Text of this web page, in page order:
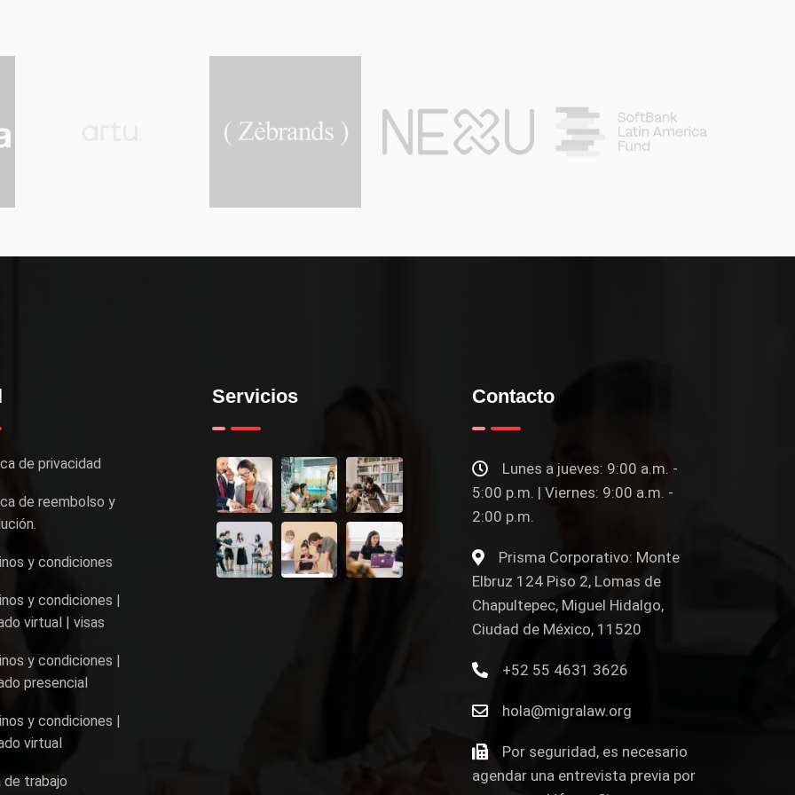
de privacidad
de reembolso y
y condiciones
y condiciones |
virtual | visas
y condiciones |
presencial
y condiciones |
virtual
de trabajo
Servicios Contacto
Lunes a jueves: 9:00 a.m. -
5:00 p.m. | Viernes: 9:00 a.m. -
2:00 p.m.
Prisma Corporativo: Monte
Elbruz 124 Piso 2, Lomas de
Chapultepec, Miguel Hidalgo,
Ciudad de México, 11520
+52 55 4631 3626
hola@migralaw.org
Por seguridad, es necesario
agendar una entrevista previa por